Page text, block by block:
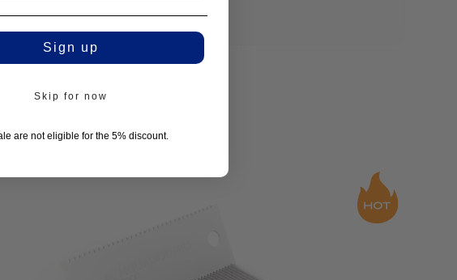
Sign up
Skip for now
are not eligible for the 5% discount.